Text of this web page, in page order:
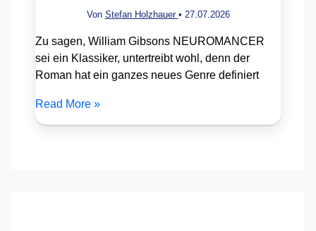
Von Stefan Holzhauer • 27.07.2026
Zu sagen, William Gibsons NEUROMANCER
sei ein Klassiker, untertreibt wohl, denn der
Roman hat ein ganzes neues Genre definiert
Read More »